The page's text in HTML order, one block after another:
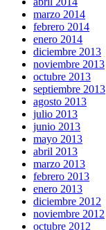
marzo 2014
febrero 2014
enero 2014
diciembre 2013
noviembre 2013
octubre 2013
septiembre 2013
agosto 2013
julio 2013
junio 2013
mayo 2013
abril 2013
marzo 2013
febrero 2013
enero 2013
diciembre 2012
noviembre 2012
octubre 2012